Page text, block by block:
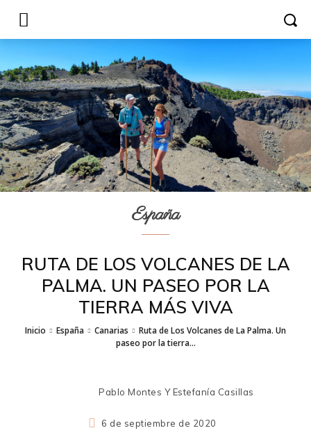
España
RUTA DE LOS VOLCANES DE LA
PALMA. UN PASEO POR LA
TIERRA MÁS VIVA
Inicio España Canarias
Ruta de Los Volcanes de La Palma. Un
paseo por la tierra...
Pablo Montes Y Estefanía Casillas
6 de septiembre de 2020